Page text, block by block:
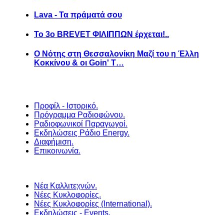
Lava - Τα πράματά σου
Το 3ο BREVET ΦΙΛΙΠΠΩΝ έρχεται!..
Ο Νότης στη Θεσσαλονίκη Μαζί του η Έλλη
Κοκκίνου & οι Goin' T…
Προφίλ - Ιστορικό.
Πρόγραμμα Ραδιοφώνου.
Ραδιοφωνικοί Παραγωγοί.
Εκδηλώσεις Ράδιο Energy.
Διαφήμιση.
Επικοινωνία.
Νέα Καλλιτεχνών.
Νέες Κυκλοφορίες.
Νέες Κυκλοφορίες (International).
Εκδηλώσεις - Events.